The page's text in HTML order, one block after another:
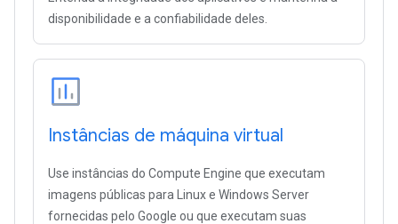
disponibilidade e a confiabilidade deles.
Instâncias de máquina virtual
Use instâncias do Compute Engine que executam
imagens públicas para Linux e Windows Server
fornecidas pelo Google ou que executam suas